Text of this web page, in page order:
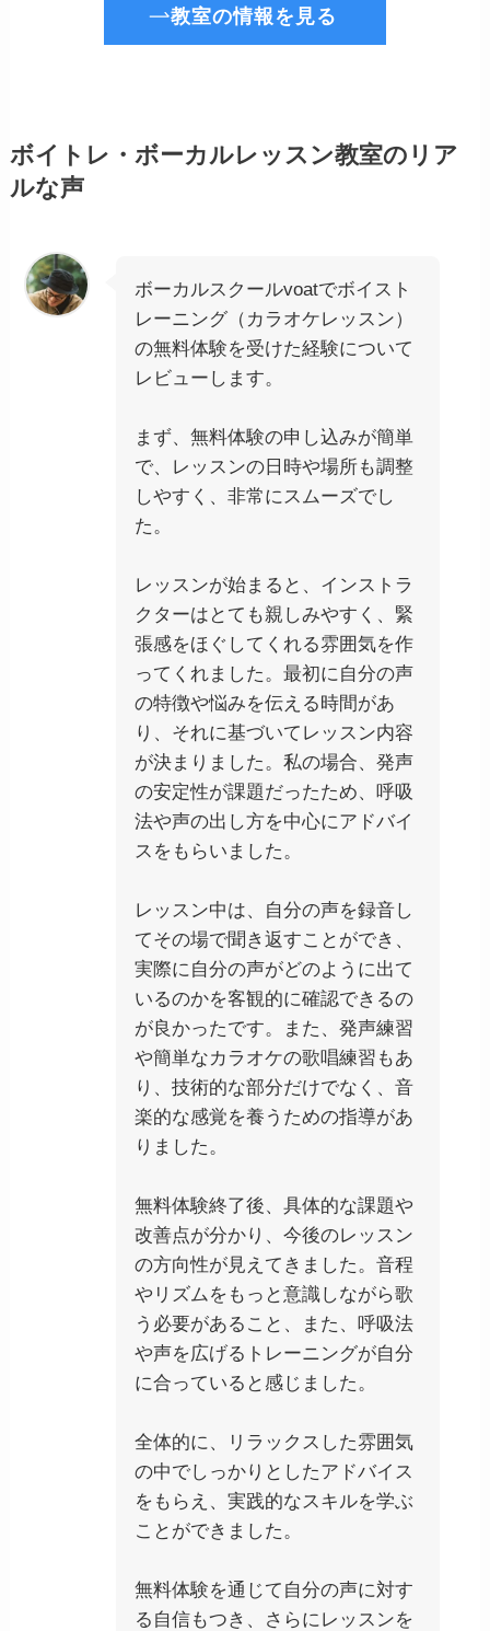
教室の情報を見る
ボイトレ・ボーカルレッスン教室のリア
ルな声
ボーカルスクールvoatでボイスト
レーニング（カラオケレッスン）
の無料体験を受けた経験について
レビューします。
まず、無料体験の申し込みが簡単
で、レッスンの日時や場所も調整
しやすく、非常にスムーズでし
た。
レッスンが始まると、インストラ
クターはとても親しみやすく、緊
張感をほぐしてくれる雰囲気を作
ってくれました。最初に自分の声
の特徴や悩みを伝える時間があ
り、それに基づいてレッスン内容
が決まりました。私の場合、発声
の安定性が課題だったため、呼吸
法や声の出し方を中心にアドバイ
スをもらいました。
レッスン中は、自分の声を録音し
てその場で聞き返すことができ、
実際に自分の声がどのように出て
いるのかを客観的に確認できるの
が良かったです。また、発声練習
や簡単なカラオケの歌唱練習もあ
り、技術的な部分だけでなく、音
楽的な感覚を養うための指導があ
りました。
無料体験終了後、具体的な課題や
改善点が分かり、今後のレッスン
の方向性が見えてきました。音程
やリズムをもっと意識しながら歌
う必要があること、また、呼吸法
や声を広げるトレーニングが自分
に合っていると感じました。
全体的に、リラックスした雰囲気
の中でしっかりとしたアドバイス
をもらえ、実践的なスキルを学ぶ
ことができました。
無料体験を通じて自分の声に対す
る自信もつき、さらにレッスンを